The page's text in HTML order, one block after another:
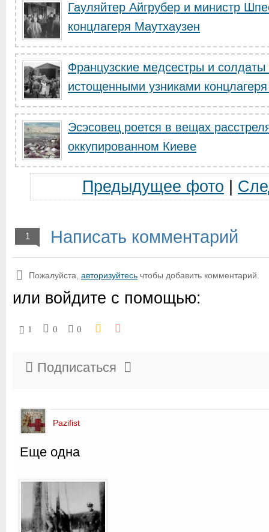
Гауляйтер Айгрубер и министр
концлагеря Маутхаузен
Французские медсестры и солдаты
истощенными узниками
Эсэсовец роется в вещах
оккупированном Киеве
Предыдущее фото
1 Написать комментарий
Пожалуйста, авторизуйтесь чтобы добавить комментарий.
или войдите с помощью:
1 0 0
Подписаться
Pazifist
Еще одна